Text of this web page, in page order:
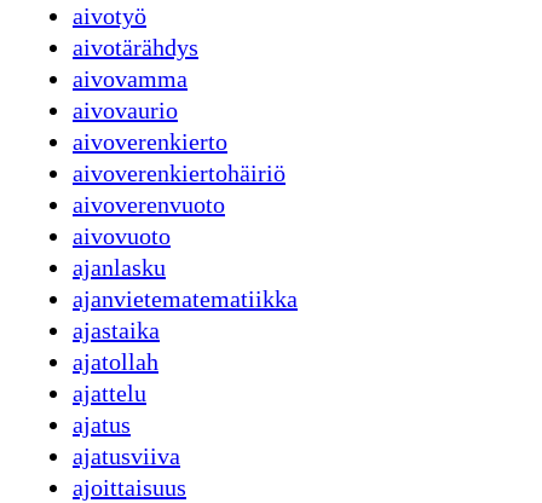
aivotyö
aivotärähdys
aivovamma
aivovaurio
aivoverenkierto
aivoverenkiertohäiriö
aivoverenvuoto
aivovuoto
ajanlasku
ajanvietematematiikka
ajastaika
ajatollah
ajattelu
ajatus
ajatusviiva
ajoittaisuus